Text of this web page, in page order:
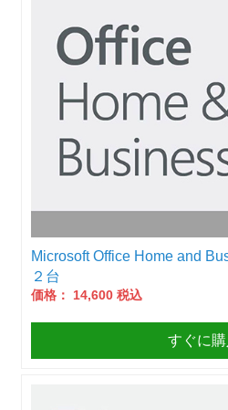
Microsoft Office Home and
２台
価格： 14,600 税込
すぐに購